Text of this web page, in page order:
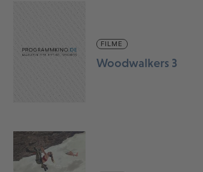
FILME
Woodwalkers 3